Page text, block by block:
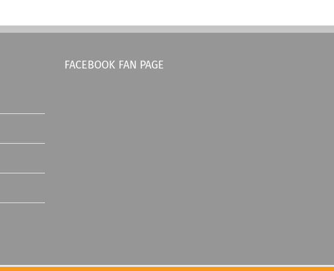
FACEBOOK FAN PAGE